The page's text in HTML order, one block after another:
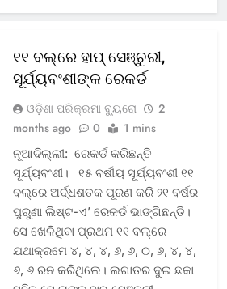
୧୧ ବଲ୍‌ରେ ହାପ୍ ସେଞ୍ଚୁରୀ,
ସୂର୍ଯ୍ୟବଂଶୀଙ୍କ ରେକର୍ଡ
ଓଡ଼ିଶା ପରିକ୍ରମା ବ୍ୟୁରୋ
2
months ago
0 1 mins
ନୂଆଦିଲ୍ଲୀ: ରେକର୍ଡ କରିଛନ୍ତି
ସୂର୍ଯ୍ୟବଂଶୀ। ୧୫ ବର୍ଷୀୟ ସୂର୍ଯ୍ୟବଂଶୀ ୧୧
ବଲ୍‌ରେ ଅର୍ଦ୍ଧଶତକ ପୂରଣ କରି ୨୧ ବର୍ଷର
ପୁରୁଣା ଲିଷ୍ଟ-ଏ’ ରେକର୍ଡ ଭାଙ୍ଗିଛନ୍ତି।
ସେ ଖେଳିଥିବା ପ୍ରଥମ ୧୧ ବଲ୍‌ରେ
ଯଥାକ୍ରମେ ୪, ୪, ୪, ୬, ୬, ୦, ୬, ୪, ୪,
୬, ୬ ରନ କରିଥିଲେ। ଲଗାତର ଦୁଇ ଛକା